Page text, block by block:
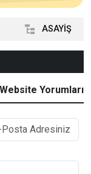
ASAYİŞ
Website Yorumları